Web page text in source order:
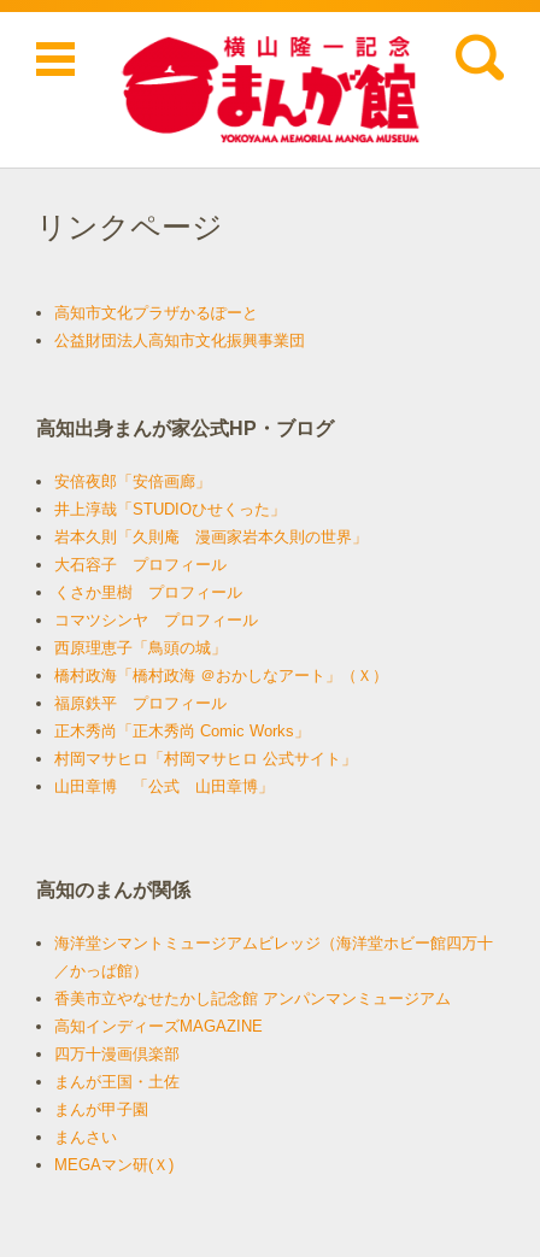
検索:
コンテンツに移動
リンクページ
高知市文化プラザかるぽーと
公益財団法人高知市文化振興事業団
高知出身まんが家公式HP・ブログ
安倍夜郎「安倍画廊」
井上淳哉「STUDIOひせくった」
岩本久則「久則庵 漫画家岩本久則の世界」
大石容子 プロフィール
くさか里樹 プロフィール
コマツシンヤ プロフィール
西原理恵子「鳥頭の城」
橋村政海「橋村政海 ＠おかしなアート」（Ｘ）
福原鉄平 プロフィール
正木秀尚「正木秀尚 Comic Works」
村岡マサヒロ「村岡マサヒロ 公式サイト」
山田章博 「公式 山田章博 」
高知のまんが関係
海洋堂シマントミュージアムビレッジ（海洋堂ホビー館四万十
／かっぱ館）
香美市立やなせたかし記念館 アンパンマンミュージアム
高知インディーズMAGAZINE
四万十漫画倶楽部
まんが王国・土佐
まんが甲子園
まんさい
MEGAマン研(Ｘ)